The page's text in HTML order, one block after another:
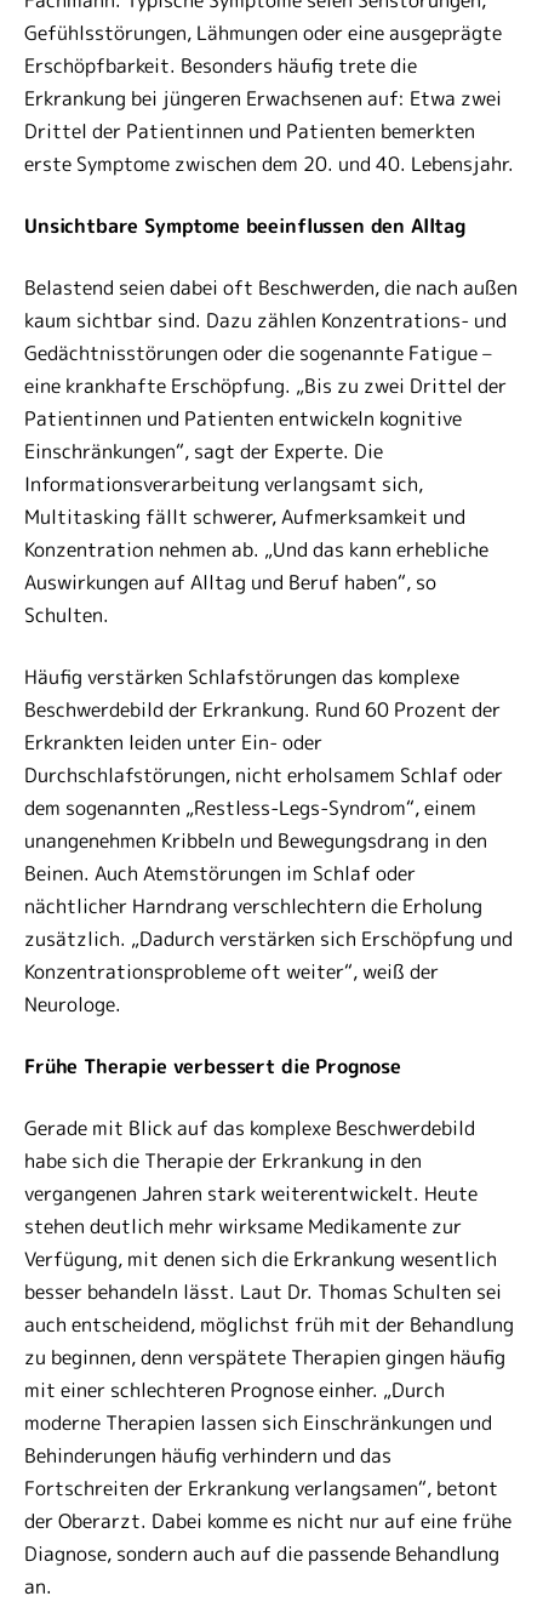
Gefühlsstörungen, Lähmungen oder eine ausgeprägte
Erschöpfbarkeit. Besonders häufig trete die
Erkrankung bei jüngeren Erwachsenen auf: Etwa zwei
Drittel der Patientinnen und Patienten bemerkten
erste Symptome zwischen dem 20. und 40. Lebensjahr.
Unsichtbare Symptome beeinflussen den Alltag
Belastend seien dabei oft Beschwerden, die nach außen
kaum sichtbar sind. Dazu zählen Konzentrations- und
Gedächtnisstörungen oder die sogenannte Fatigue –
eine krankhafte Erschöpfung. „Bis zu zwei Drittel der
Patientinnen und Patienten entwickeln kognitive
Einschränkungen“, sagt der Experte. Die
Informationsverarbeitung verlangsamt sich,
Multitasking fällt schwerer, Aufmerksamkeit und
Konzentration nehmen ab. „Und das kann erhebliche
Auswirkungen auf Alltag und Beruf haben“, so
Schulten.
Häufig verstärken Schlafstörungen das komplexe
Beschwerdebild der Erkrankung. Rund 60 Prozent der
Erkrankten leiden unter Ein- oder
Durchschlafstörungen, nicht erholsamem Schlaf oder
dem sogenannten „Restless-Legs-Syndrom“, einem
unangenehmen Kribbeln und Bewegungsdrang in den
Beinen. Auch Atemstörungen im Schlaf oder
nächtlicher Harndrang verschlechtern die Erholung
zusätzlich. „Dadurch verstärken sich Erschöpfung und
Konzentrationsprobleme oft weiter“, weiß der
Neurologe.
Frühe Therapie verbessert die Prognose
Gerade mit Blick auf das komplexe Beschwerdebild
habe sich die Therapie der Erkrankung in den
vergangenen Jahren stark weiterentwickelt. Heute
stehen deutlich mehr wirksame Medikamente zur
Verfügung, mit denen sich die Erkrankung wesentlich
besser behandeln lässt. Laut Dr. Thomas Schulten sei
auch entscheidend, möglichst früh mit der Behandlung
zu beginnen, denn verspätete Therapien gingen häufig
mit einer schlechteren Prognose einher. „Durch
moderne Therapien lassen sich Einschränkungen und
Behinderungen häufig verhindern und das
Fortschreiten der Erkrankung verlangsamen“, betont
der Oberarzt. Dabei komme es nicht nur auf eine frühe
Diagnose, sondern auch auf die passende Behandlung
an.